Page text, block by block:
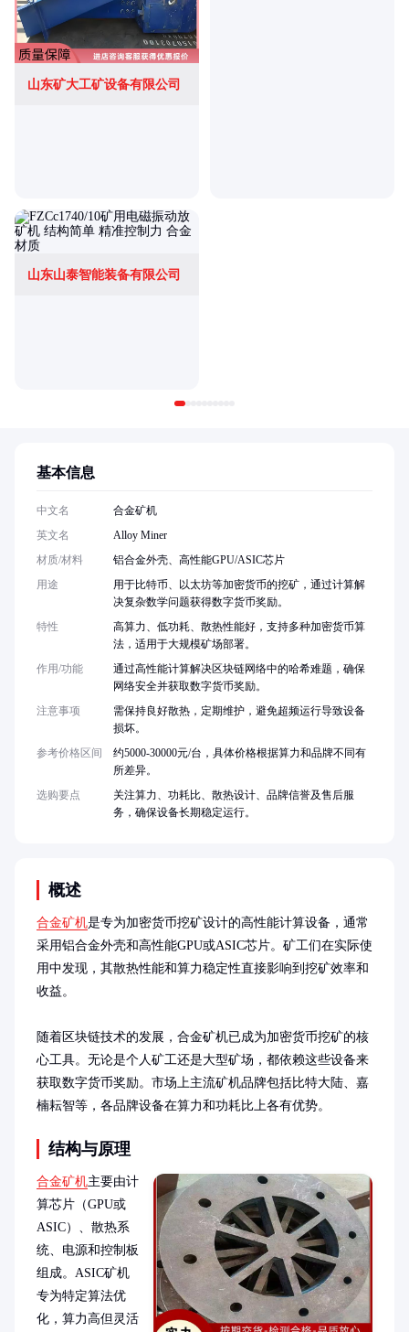
山东矿大工矿设备有限公司
山东山泰智能装备有限公司
概述
合金矿机是专为加密货币挖矿设计的高性能计算设备，通常
采用铝合金外壳和高性能GPU或ASIC芯片。矿工们在实际使
用中发现，其散热性能和算力稳定性直接影响到挖矿效率和
收益。
随着区块链技术的发展，合金矿机已成为加密货币挖矿的核
心工具。无论是个人矿工还是大型矿场，都依赖这些设备来
获取数字货币奖励。市场上主流矿机品牌包括比特大陆、嘉
楠耘智等，各品牌设备在算力和功耗比上各有优势。
结构与原理
合金矿机主要由计
算芯片（GPU或
ASIC）、散热系
统、电源和控制板
组成。ASIC矿机
专为特定算法优
化，算力高但灵活
基本信息
中文名
合金矿机
英文名
Alloy Miner
材质/材料
铝合金外壳、高性能GPU/ASIC芯片
用途
用于比特币、以太坊等加密货币的挖矿，通过计算解
决复杂数学问题获得数字货币奖励。
特性
高算力、低功耗、散热性能好，支持多种加密货币算
法，适用于大规模矿场部署。
作用/功能
通过高性能计算解决区块链网络中的哈希难题，确保
网络安全并获取数字货币奖励。
注意事项
需保持良好散热，定期维护，避免超频运行导致设备
损坏。
参考价格区间
约5000-30000元/台，具体价格根据算力和品牌不同有
所差异。
选购要点
关注算力、功耗比、散热设计、品牌信誉及售后服
务，确保设备长期稳定运行。